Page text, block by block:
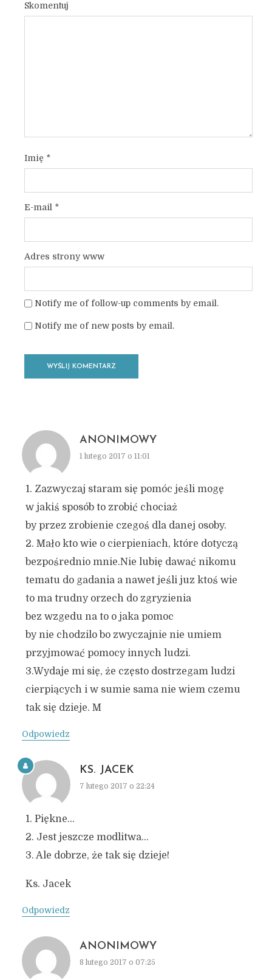
Skomentuj
Imię *
E-mail *
Adres strony www
Notify me of follow-up comments by email.
Notify me of new posts by email.
ANONIMOWY
1 lutego 2017 o 11:01
1. Zazwyczaj staram się pomóc jeśli mogę
w jakiś sposób to zrobić chociaż
by przez zrobienie czegoś dla danej osoby.
2. Mało kto wie o cierpieniach, które dotyczą
bezpośrednio mnie.Nie lubię dawać nikomu
tematu do gadania a nawet jeśli juz ktoś wie
to ma trudny orzech do zgryzienia
bez wzgedu na to o jaka pomoc
by nie chodzilo bo zwyczajnie nie umiem
przyjmować pomocy innych ludzi.
3.Wydaje mi się, że często dostrzegam ludzi
cierpiących i w sumie sama nie wiem czemu
tak się dzieje. M
Odpowiedz
KS. JACEK
7 lutego 2017 o 22:24
1. Piękne…
2. Jest jeszcze modlitwa…
3. Ale dobrze, że tak się dzieje!
Ks. Jacek
Odpowiedz
ANONIMOWY
8 lutego 2017 o 07:25